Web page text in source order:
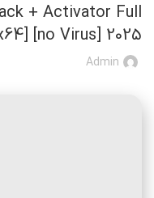
+ Activator Full
[no Virus] 2025
Admin